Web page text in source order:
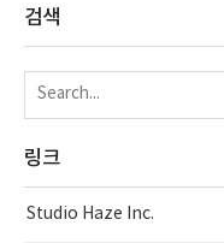
검색
링크
Studio Haze Inc.